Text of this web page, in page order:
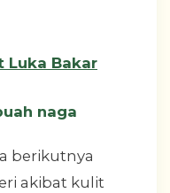
Luka Bakar
berikutnya
akibat kulit